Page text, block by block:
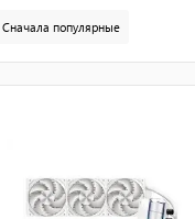
Сначала популярные